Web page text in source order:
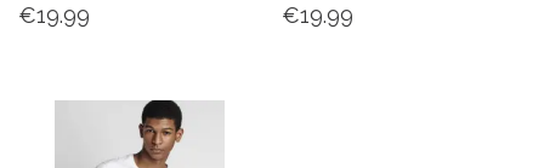
€19.99 €19.99